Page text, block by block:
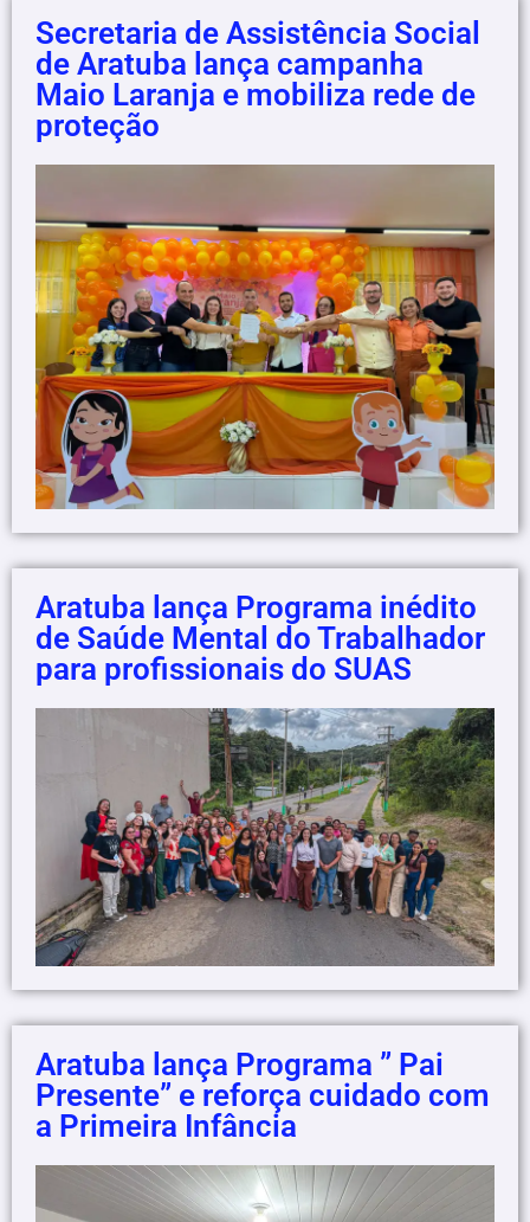
Secretaria de Assistência Social
de Aratuba lança campanha
Maio Laranja e mobiliza rede de
proteção
Aratuba lança Programa inédito
de Saúde Mental do Trabalhador
para profissionais do SUAS
Aratuba lança Programa ” Pai
Presente” e reforça cuidado com
a Primeira Infância